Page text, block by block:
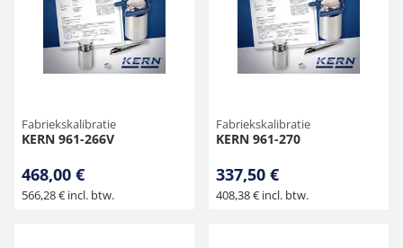
Fabriekskalibratie
KERN 961-266V
468,00 €
566,28 € incl. btw.
Fabriekskalibratie
KERN 961-270
337,50 €
408,38 € incl. btw.